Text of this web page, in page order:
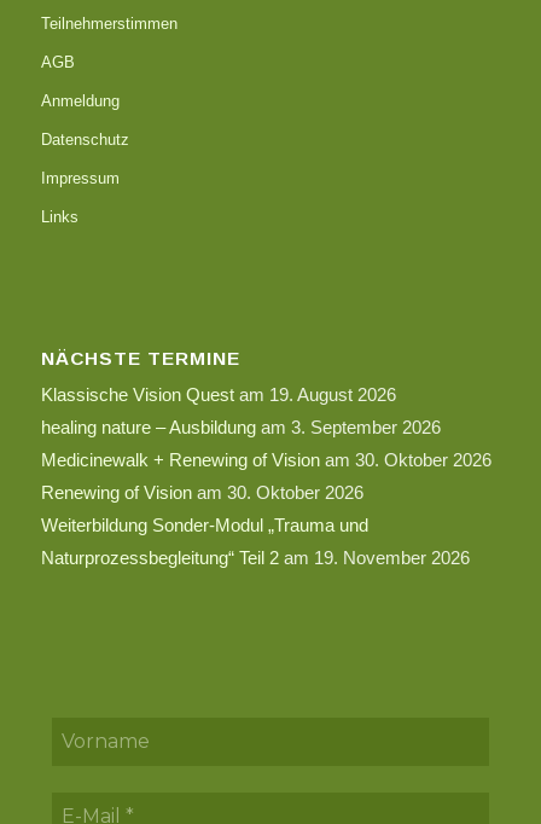
Teilnehmerstimmen
AGB
Anmeldung
Datenschutz
Impressum
Links
NÄCHSTE TERMINE
Klassische Vision Questam 19. August 2026
healing nature – Ausbildungam 3. September 2026
Medicinewalk + Renewing of Visionam 30. Oktober 2026
Renewing of Visionam 30. Oktober 2026
Weiterbildung Sonder-Modul „Trauma und
Naturprozessbegleitung“ Teil 2am 19. November 2026